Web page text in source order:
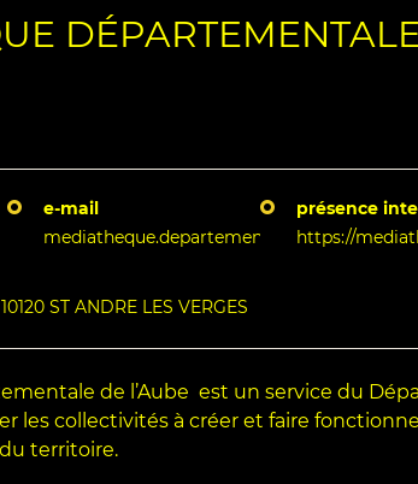
e-mail
mediatheque.departementale@aube.fr
présence
https://
ST ANDRE LES VERGES
de l’Aube est un service du
les collectivités à créer et faire
territoire.